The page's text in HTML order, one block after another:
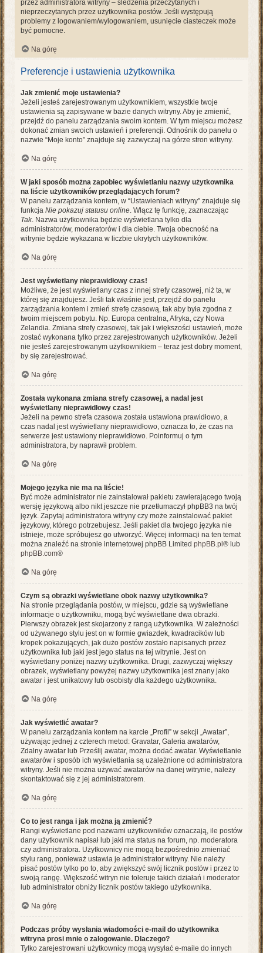
przez administratora witryny – śledzenia przeczytanych i
nieprzeczytanych przez użytkownika postów. Jeśli występują
problemy z logowaniem/wylogowaniem, usunięcie ciasteczek może
być pomocne.
Na górę
Preferencje i ustawienia użytkownika
Jak zmienić moje ustawienia?
Jeżeli jesteś zarejestrowanym użytkownikiem, wszystkie twoje
ustawienia są zapisywane w bazie danych witryny. Aby je zmienić,
przejdź do panelu zarządzania swoim kontem. W tym miejscu możesz
dokonać zmian swoich ustawień i preferencji. Odnośnik do panelu o
nazwie “Moje konto” znajduje się zazwyczaj na górze stron witryny.
Na górę
W jaki sposób można zapobiec wyświetlaniu nazwy użytkownika
na liście użytkowników przeglądających forum?
W panelu zarządzania kontem, w “Ustawieniach witryny” znajduje się
funkcja Nie pokazuj statusu online. Włącz tę funkcję, zaznaczając
Tak. Nazwa użytkownika będzie wyświetlana tylko dla
administratorów, moderatorów i dla ciebie. Twoja obecność na
witrynie będzie wykazana w liczbie ukrytych użytkowników.
Na górę
Jest wyświetlany nieprawidłowy czas!
Możliwe, że jest wyświetlany czas z innej strefy czasowej, niż ta, w
której się znajdujesz. Jeśli tak właśnie jest, przejdź do panelu
zarządzania kontem i zmień strefę czasową, tak aby była zgodna z
twoim miejscem pobytu. Np. Europa centralna, Afryka, czy Nowa
Zelandia. Zmiana strefy czasowej, tak jak i większości ustawień, może
zostać wykonana tylko przez zarejestrowanych użytkowników. Jeżeli
nie jesteś zarejestrowanym użytkownikiem – teraz jest dobry moment,
by się zarejestrować.
Na górę
Została wykonana zmiana strefy czasowej, a nadal jest
wyświetlany nieprawidłowy czas!
Jeżeli na pewno strefa czasowa została ustawiona prawidłowo, a
czas nadal jest wyświetlany nieprawidłowo, oznacza to, że czas na
serwerze jest ustawiony nieprawidłowo. Poinformuj o tym
administratora, by naprawił problem.
Na górę
Mojego języka nie ma na liście!
Być może administrator nie zainstalował pakietu zawierającego twoją
wersję językową albo nikt jeszcze nie przetłumaczył phpBB3 na twój
język. Zapytaj administratora witryny czy może zainstalować pakiet
językowy, którego potrzebujesz. Jeśli pakiet dla twojego języka nie
istnieje, może spróbujesz go utworzyć. Więcej informacji na ten temat
można znaleźć na stronie internetowej phpBB Limited phpBB.pl ® lub
phpBB.com®
Na górę
Czym są obrazki wyświetlane obok nazwy użytkownika?
Na stronie przeglądania postów, w miejscu, gdzie są wyświetlane
informacje o użytkowniku, mogą być wyświetlane dwa obrazki.
Pierwszy obrazek jest skojarzony z rangą użytkownika. W zależności
od używanego stylu jest on w formie gwiazdek, kwadracików lub
kropek pokazujących, jak dużo postów zostało napisanych przez
użytkownika lub jaki jest jego status na tej witrynie. Jest on
wyświetlany poniżej nazwy użytkownika. Drugi, zazwyczaj większy
obrazek, wyświetlany powyżej nazwy użytkownika jest znany jako
awatar i jest unikatowy lub osobisty dla każdego użytkownika.
Na górę
Jak wyświetlić awatar?
W panelu zarządzania kontem na karcie „Profil” w sekcji „Awatar”,
używając jednej z czterech metod: Gravatar, Galeria awatarów,
Zdalny awatar lub Prześlij awatar, można dodać awatar. Wyświetlanie
awatarów i sposób ich wyświetlania są uzależnione od administratora
witryny. Jeśli nie można używać awatarów na danej witrynie, należy
skontaktować się z jej administratorem.
Na górę
Co to jest ranga i jak można ją zmienić?
Rangi wyświetlane pod nazwami użytkowników oznaczają, ile postów
dany użytkownik napisał lub jaki ma status na forum, np. moderatora
czy administratora. Użytkownicy nie mogą bezpośrednio zmieniać
stylu rang, ponieważ ustawia je administrator witryny. Nie należy
pisać postów tylko po to, aby zwiększyć swój licznik postów i przez to
swoją rangę. Większość witryn nie toleruje takich działań i moderator
lub administrator obniży licznik postów takiego użytkownika.
Na górę
Podczas próby wysłania wiadomości e-mail do użytkownika
witryna prosi mnie o zalogowanie. Dlaczego?
Tylko zarejestrowani użytkownicy mogą wysyłać e-maile do innych